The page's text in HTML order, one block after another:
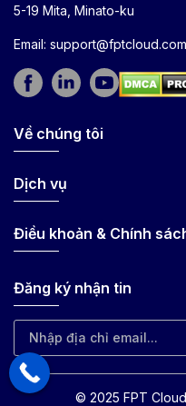
5-19 Mita, Minato-ku
Email: support@fptcloud.com
Về chúng tôi
Dịch vụ
Điều khoản & Chính
Đăng ký nhận tin
© 2025 FPT